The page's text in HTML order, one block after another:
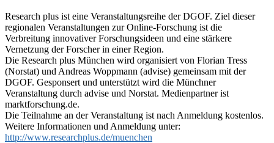
Research plus ist eine Veranstaltungsreihe der DGOF. Ziel dieser
regionalen Veranstaltungen zur Online-Forschung ist die
Verbreitung innovativer Forschungsideen und eine stärkere
Vernetzung der Forscher in einer Region.
Die Research plus München wird organisiert von Florian Tress
(Norstat) und Andreas Woppmann (advise) gemeinsam mit der
DGOF. Gesponsert und unterstützt wird die Münchner
Veranstaltung durch advise und Norstat. Medienpartner ist
marktforschung.de.
Die Teilnahme an der Veranstaltung ist nach Anmeldung kostenlos.
Weitere Informationen und Anmeldung unter:
http://www.researchplus.de/muenchen